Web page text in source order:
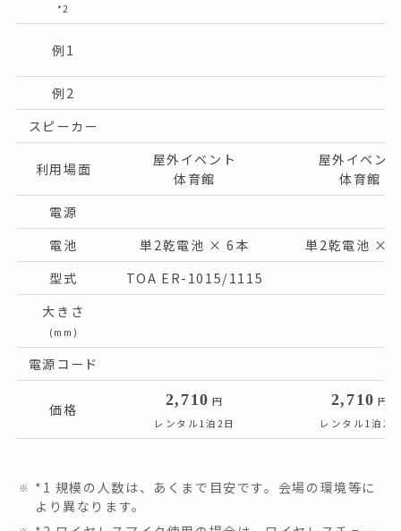
*2
例1
例2
スピーカー
利用場面
屋外イベント
体育館
屋外イベン
体育館
電源
電池
単2乾電池 × 6本
単2乾電池 ×
型式
TOA ER-1015/1115
大きさ
(mm)
電源コード
価格
2,710 円
レンタル1泊2日
2,710 円
レンタル1泊2日
*1 規模の人数は、あくまで目安です。会場の環境等に
より異なります。